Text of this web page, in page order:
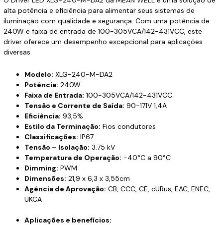
alta potência e eficiência para alimentar seus sistemas de
iluminação com qualidade e segurança. Com uma potência de
240W e faixa de entrada de 100-305VCA/142-431VCC, este
driver oferece um desempenho excepcional para aplicações
diversas.
Modelo: XLG-240-M-DA2
Potência: 240W
Faixa de Entrada: 100-305VCA/142-431VCC
Tensão e Corrente de Saída: 90-171V 1,4A
Eficiência: 93,5%
Estilo da Terminação: Fios condutores
Classificações: IP67
Tensão – Isolação: 3.75 kV
Temperatura de Operação: -40°C a 90°C
Dimming: PWM
Dimensões: 21,9 x 6,3 x 3,55cm
Agência de Aprovação: CB, CCC, CE, cURus, EAC, ENEC,
UKCA
Aplicações e benefícios: